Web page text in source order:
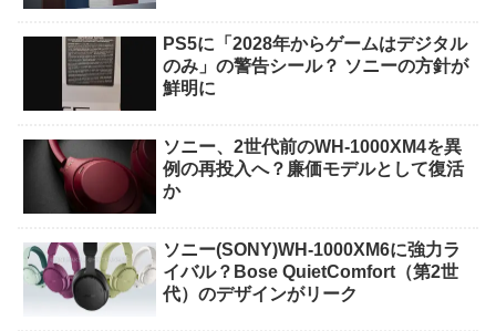
PS5に「2028年からゲームはデジタル
のみ」の警告シール？ ソニーの方針が
鮮明に
ソニー、2世代前のWH-1000XM4を異
例の再投入へ？廉価モデルとして復活
か
ソニー(SONY)WH-1000XM6に強力ラ
イバル？Bose QuietComfort（第2世
代）のデザインがリーク